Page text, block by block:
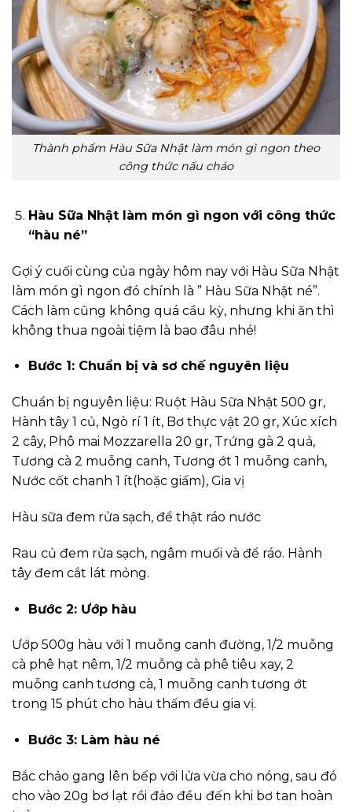
Thành phẩm Hàu Sữa Nhật làm món gì ngon theo
công thức nấu cháo
Hàu Sữa Nhật làm món gì ngon với công thức
“hàu né”
Gợi ý cuối cùng của ngày hôm nay với Hàu Sữa Nhật
làm món gì ngon đó chính là ” Hàu Sữa Nhật né”.
Cách làm cũng không quá cầu kỳ, nhưng khi ăn thì
không thua ngoài tiệm là bao đâu nhé!
Bước 1: Chuẩn bị và sơ chế nguyên liệu
Chuẩn bị nguyên liệu: Ruột Hàu Sữa Nhật 500 gr,
Hành tây 1 củ, Ngò rí 1 ít, Bơ thực vật 20 gr, Xúc xích
2 cây, Phô mai Mozzarella 20 gr, Trứng gà 2 quả,
Tương cà 2 muỗng canh, Tương ớt 1 muỗng canh,
Nước cốt chanh 1 ít(hoặc giấm), Gia vị
Hàu sữa đem rửa sạch, để thật ráo nước
Rau củ đem rửa sạch, ngâm muối và để ráo. Hành
tây đem cắt lát mỏng.
Bước 2: Ướp hàu
Ướp 500g hàu với 1 muỗng canh đường, 1/2 muỗng
cà phê hạt nêm, 1/2 muỗng cà phê tiêu xay, 2
muỗng canh tương cà, 1 muỗng canh tương ớt
trong 15 phút cho hàu thấm đều gia vị.
Bước 3: Làm hàu né
Bắc chảo gang lên bếp với lửa vừa cho nóng, sau đó
cho vào 20g bơ lạt rồi đảo đều đến khi bơ tan hoàn